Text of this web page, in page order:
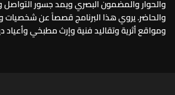
والحوار والمضمون البصري ويمد جسور التواصل
والحاضر. يروي هذا البرنامج قصصاً عن شخصيات
ومواقع أثرية وتقاليد فنية وإرث مطبخي وأعياد